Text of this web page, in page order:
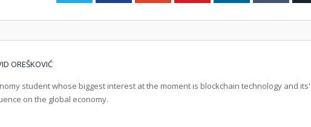
OREŠKOVIĆ
student whose biggest interest at the moment is blockchain technology and its'
on the global economy.